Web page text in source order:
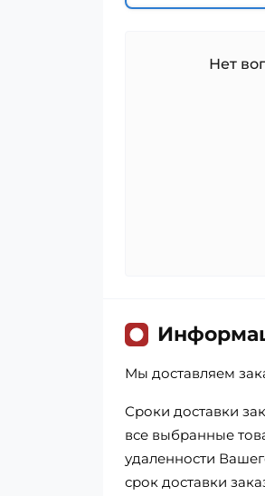
Нет
Мы доставляем
Сроки доставки
все выбранные
удаленности
срок доставки